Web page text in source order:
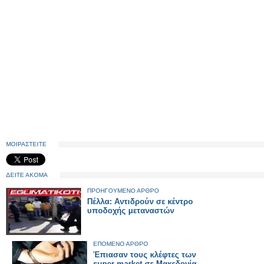
ΜΟΙΡΑΣΤΕΙΤΕ
ΔΕΙΤΕ ΑΚΟΜΑ
ΠΡΟΗΓΟΥΜΕΝΟ ΑΡΘΡΟ
Πέλλα: Αντιδρούν σε κέντρο
υποδοχής μεταναστών
ΕΠΟΜΕΝΟ ΑΡΘΡΟ
Έπιασαν τους κλέφτες των